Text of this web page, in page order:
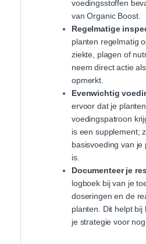
voedingsstoffen
van Organic Boost.
Regelmatige
planten regelmatig
ziekte, plagen of
neem direct actie
opmerkt.
Evenwichtig
ervoor dat je
voedingspatroon
is een supplement;
basisvoeding van
is.
Documenteer je
logboek bij van je
doseringen en de
planten. Dit helpt
je strategie voor